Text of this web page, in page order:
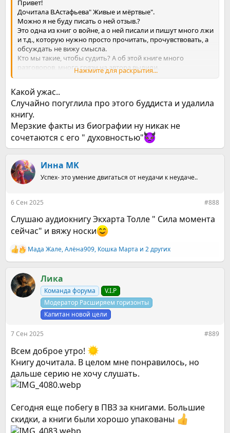
Привет!
Дочитала В.Астафьева" Живые и мёртвые".
Можно я не буду писать о ней отзыв.?
Это одна из книг о войне, а о ней писали и пишут много лжи
и т.д., которую нужно просто прочитать, прочувствовать, а
обсуждать не вижу смысла.
Кто мы такие, чтобы судить? А об этой книге много
разговоров, много грязи на автора вылили.
Он участвовал в ВОВ, участник форсирования Днепра, о
Там описано много ужасов, много всего..
Сейчас слушаю аудио Согьяла Ринпоче " Тибетская книга
жизни и смерти"
Последнее время я больше читаю о смерти
Она более правдива и реальна, чеи жизнь.
Нажмите для раскрытия...
Какой ужас..
Случайно погуглила про этого буддиста и удалила
книгу.
Мерзкие факты из биографии ну никак не
сочетаются с его " духовностью"
Инна MK
Успех- это умение двигаться от неудачи к неудаче..
6 Сен 2025 #888
Слушаю аудиокнигу Экхарта Толле " Сила момента
сейчас" и вяжу носки
Р
е
к
ц
и
Мада Жале,Алёна909, Кошка Марта и 2 других
Ликa
Команда форума
V.I.P
Модератор Расширяем горизонты
Капитан новой цели
7 Сен 2025 #889
Всем доброе утро!
Книгу дочитала. В целом мне понравилось, но
дальше серию не хочу слушать.
Сегодня еще побегу в ПВЗ за книгами. Большие
скидки, а книги были хорошо упакованы